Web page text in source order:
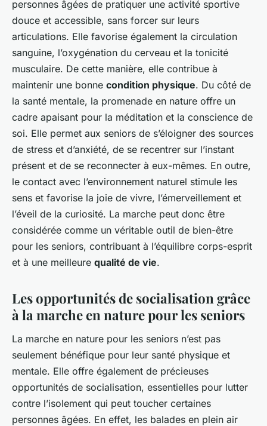
personnes âgées de pratiquer une activité sportive
douce et accessible, sans forcer sur leurs
articulations. Elle favorise également la circulation
sanguine, l’oxygénation du cerveau et la tonicité
musculaire. De cette manière, elle contribue à
maintenir une bonne condition physique. Du côté de
la santé mentale, la promenade en nature offre un
cadre apaisant pour la méditation et la conscience de
soi. Elle permet aux seniors de s’éloigner des sources
de stress et d’anxiété, de se recentrer sur l’instant
présent et de se reconnecter à eux-mêmes. En outre,
le contact avec l’environnement naturel stimule les
sens et favorise la joie de vivre, l’émerveillement et
l’éveil de la curiosité. La marche peut donc être
considérée comme un véritable outil de bien-être
pour les seniors, contribuant à l’équilibre corps-esprit
et à une meilleure qualité de vie.
Les opportunités de socialisation grâce
à la marche en nature pour les seniors
La marche en nature pour les seniors n’est pas
seulement bénéfique pour leur santé physique et
mentale. Elle offre également de précieuses
opportunités de socialisation, essentielles pour lutter
contre l’isolement qui peut toucher certaines
personnes âgées. En effet, les balades en plein air